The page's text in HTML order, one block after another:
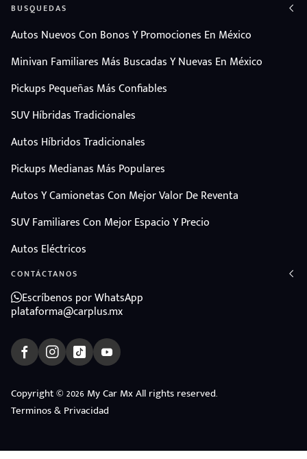
BUSQUEDAS
Autos Nuevos Con Bonos Y Promociones En México
Minivan Familiares Más Buscadas Y Nuevas En México
Pickups Pequeñas Más Confiables
SUV Híbridas Tradicionales
Autos Híbridos Tradicionales
Pickups Medianas Más Populares
Autos Y Camionetas Con Mejor Valor De Reventa
SUV Familiares Con Mejor Espacio Y Precio
Autos Eléctricos
CONTÁCTANOS
Escríbenos por WhatsApp
plataforma@carplus.mx
Copyright © 2026 My Car Mx All rights reserved.
Terminos & Privacidad